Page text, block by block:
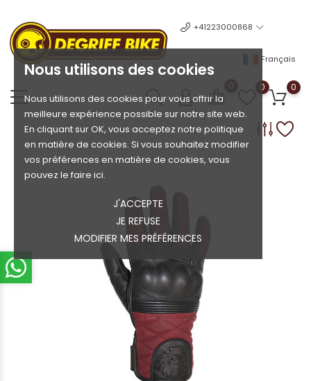
Nous utilisons des cookies
Nous utilisons des cookies pour vous offrir la
meilleure expérience possible sur notre site web.
En cliquant sur OK, vous acceptez notre politique
en matière de cookies. Si vous souhaitez modifier
vos préférences en matière de cookies, vous
pouvez le faire ici.
J'ACCEPTE
JE REFUSE
MODIFIER MES PRÉFÉRENCES
+41223000868
Français
0 0